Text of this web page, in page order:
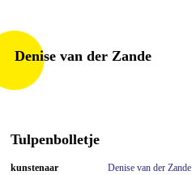
Denise van der Zande
Tulpenbolletje
kunstenaar
Denise van der Zande